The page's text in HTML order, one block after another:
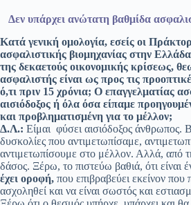
Δεν υπάρχει ανώτατη βαθμίδα
Κατά γενική ομολογία, εσείς οι
ασφαλιστικής βιομηχανίας στην
της δεκαετούς οικονομικής κρίσεως,
ασφαλιστής είναι ως προς τις
ό,τι πριν 15 χρόνια; Ο επαγγελματίας
αισιόδοξος ή όλα όσα είπαμε
και προβληματισμένη για το μέλλον;
Δ.Λ.: Είμαι φύσει αισιόδοξος άνθρωπος.
δυσκολίες που αντιμετωπίσαμε,
αντιμετωπίσουμε στο μέλλον. Αλλά, από
δάσος. Ξέρω, το πιστεύω βαθιά, ότι είναι
έχει οροφή, που επιβραβεύει εκείνον που
ασχοληθεί και να είναι σωστός και